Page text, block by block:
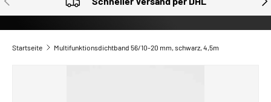
Startseite Multifunktionsdichtband 56/10-20 mm, schwarz, 4,5m